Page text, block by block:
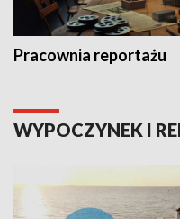
Pracownia reportażu
WYPOCZYNEK I